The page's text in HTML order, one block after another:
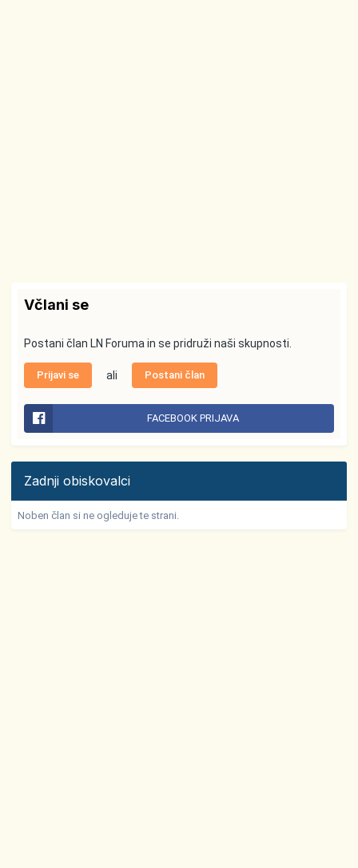
Včlani se
Postani član LN Foruma in se pridruži naši skupnosti.
Prijavi se ali Postani član
FACEBOOK PRIJAVA
Zadnji obiskovalci
Noben član si ne ogleduje te strani.